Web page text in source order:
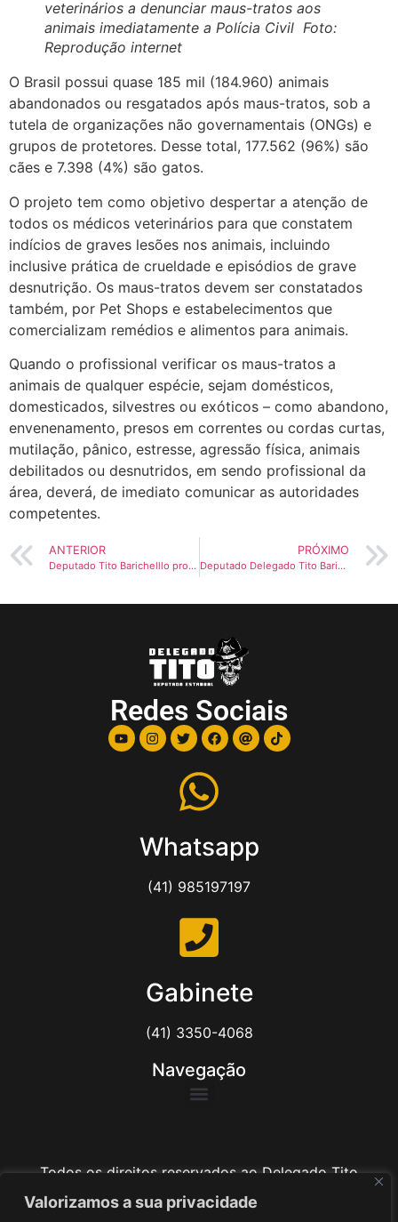
Valorizamos a sua privacidade
veterinários a denunciar maus-tratos aos
animais imediatamente a Polícia Civil Foto:
Reprodução internet
O Brasil possui quase 185 mil (184.960) animais
abandonados ou resgatados após maus-tratos, sob a
tutela de organizações não governamentais (ONGs) e
grupos de protetores. Desse total, 177.562 (96%) são
cães e 7.398 (4%) são gatos.
O projeto tem como objetivo despertar a atenção de
todos os médicos veterinários para que constatem
indícios de graves lesões nos animais, incluindo
inclusive prática de crueldade e episódios de grave
desnutrição. Os maus-tratos devem ser constatados
também, por Pet Shops e estabelecimentos que
comercializam remédios e alimentos para animais.
Quando o profissional verificar os maus-tratos a
animais de qualquer espécie, sejam domésticos,
domesticados, silvestres ou exóticos – como abandono,
envenenamento, presos em correntes ou cordas curtas,
mutilação, pânico, estresse, agressão física, animais
debilitados ou desnutridos, em sendo profissional da
área, deverá, de imediato comunicar as autoridades
competentes.
ANTERIOR
Deputado Tito Barichelllo propõe que escolas disponibilizem formulários para monitorar violência doméstica
PRÓXIMO
Deputado Delegado Tito Barichello propõe Projeto de Lei, que amplia a divulgação do serviço Disque Denúncia – 100, no Estado do Paraná
Redes Sociais
Whatsapp
(41) 985197197
Gabinete
(41) 3350-4068
Navegação
Todos os direitos reservados ao Delegado Tito
Barichello